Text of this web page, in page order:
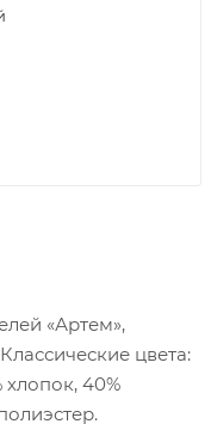
«Артем»,
цвета:
40%